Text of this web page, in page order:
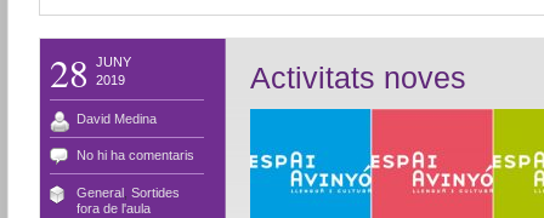
28
JUNY
2019
David Medina
No hi ha comentaris
General, Sortides
fora de l'aula
Activitats noves